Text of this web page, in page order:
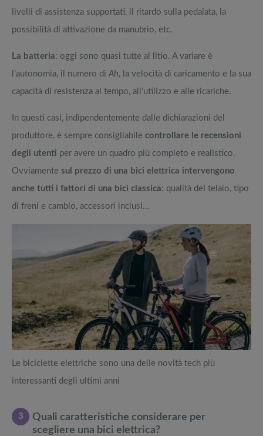
livelli di assistenza supportati, il ritardo sulla pedalata, la
possibilità di attivazione da manubrio, etc.
La batteria: oggi sono quasi tutte al litio. A variare è
l’autonomia, il numero di Ah, la velocità di caricamento e la sua
capacità di resistenza al tempo, all’utilizzo e alle ricariche.
In questi casi, indipendentemente dalle dichiarazioni del
produttore, è sempre consigliabile controllare le recensioni
degli utenti per avere un quadro più completo e realistico.
Ovviamente sul prezzo di una bici elettrica intervengono
anche tutti i fattori di una bici classica: qualità del telaio, tipo
di freni e cambio, accessori inclusi…
Le biciclette elettriche sono una delle novità tech più
interessanti degli ultimi anni
3
Quali caratteristiche considerare per
scegliere una bici elettrica?